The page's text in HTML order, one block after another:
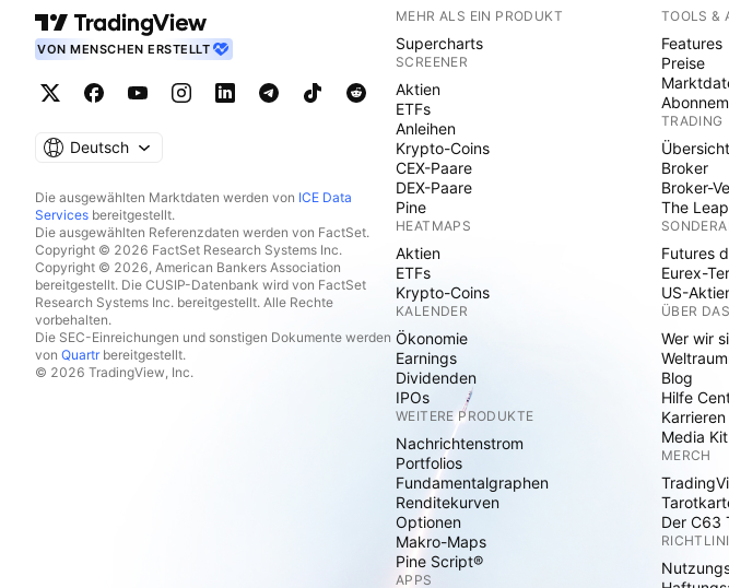
VON MENSCHEN ERSTELLT
Deutsch
Die ausgewählten Marktdaten werden von ICE Data
Services bereitgestellt.
Die ausgewählten Referenzdaten werden von FactSet.
Copyright © 2026 FactSet Research Systems Inc.
Copyright © 2026, American Bankers Association
bereitgestellt. Die CUSIP-Datenbank wird von FactSet
Research Systems Inc. bereitgestellt. Alle Rechte
vorbehalten.
Die SEC-Einreichungen und sonstigen Dokumente werden
von Quartrbereitgestellt.
© 2026 TradingView, Inc.
MEHR ALS EIN PRODUKT
Supercharts
SCREENER
Aktien
ETFs
Anleihen
Krypto-Coins
CEX-Paare
DEX-Paare
Pine
HEATMAPS
Aktien
ETFs
Krypto-Coins
KALENDER
Ökonomie
Earnings
Dividenden
IPOs
WEITERE PRODUKTE
Nachrichtenstrom
Portfolios
Fundamentalgraphen
Renditekurven
Optionen
Makro-Maps
Pine Script®
APPS
TOOLS &
Features
Preise
TRADING
Übersicht
Broker
Broker-
The Leap
Futures
Eurex-
US-
ÜBER
Wer wir
Blog
Hilfe
Karrieren
Media Kit
MERCH
Der C63